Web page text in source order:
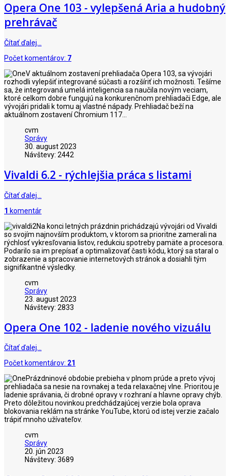
Opera One 103 - vylepšená Aria a hudobný
prehrávač
Čítať ďalej…
Počet komentárov: 7
V aktuálnom zostavení prehliadača Opera 103, sa vývojári
rozhodli vylepšiť integrované súčasti a rozšíriť ich možnosti. Tešíme
sa, že integrovaná umelá inteligencia sa naučila novým veciam,
ktoré celkom dobre fungujú na konkurenčnom prehliadači Edge, ale
vývojári pridali k tomu aj vlastné nápady. Prehliadač beží na
aktuálnom zostavení Chromium 117...
cvm
Správy
30. august 2023
Návštevy: 2442
Vivaldi 6.2 - rýchlejšia práca s listami
Čítať ďalej…
1 komentár
Na konci letných prázdnin prichádzajú vývojári od Vivaldi
so svojím najnovším produktom, v ktorom sa prioritne zamerali na
rýchlosť vykresľovania listov, redukciu spotreby pamäte a procesora.
Podarilo sa im prepísať a optimalizovať časti kódu, ktorý sa staral o
zobrazenie a spracovanie internetových stránok a dosiahli tým
signifikantné výsledky.
cvm
Správy
23. august 2023
Návštevy: 2833
Opera One 102 - ladenie nového vizuálu
Čítať ďalej…
Počet komentárov: 21
Prázdninové obdobie prebieha v plnom prúde a preto vývoj
prehliadača sa nesie na rovnakej a teda relaxačnej vlne. Prioritou je
ladenie správania, či drobné opravy v rozhraní a hlavne opravy chýb.
Preto dôležitou novinkou predchádzajúcej verzie bola oprava
blokovania reklám na stránke YouTube, ktorú od istej verzie začalo
trápiť mnoho užívateľov.
cvm
Správy
20. jún 2023
Návštevy: 3689